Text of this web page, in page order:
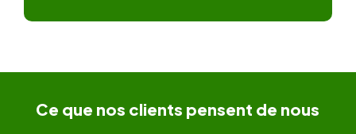
Ce que nos clients pensent de nous